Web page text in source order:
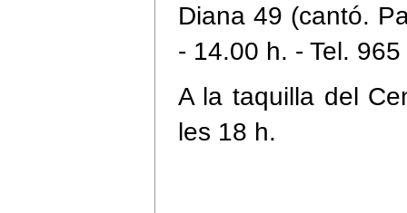
Diana 49 (cantó.
- 14.00 h. - Tel.
A la taquilla del
les 18 h.